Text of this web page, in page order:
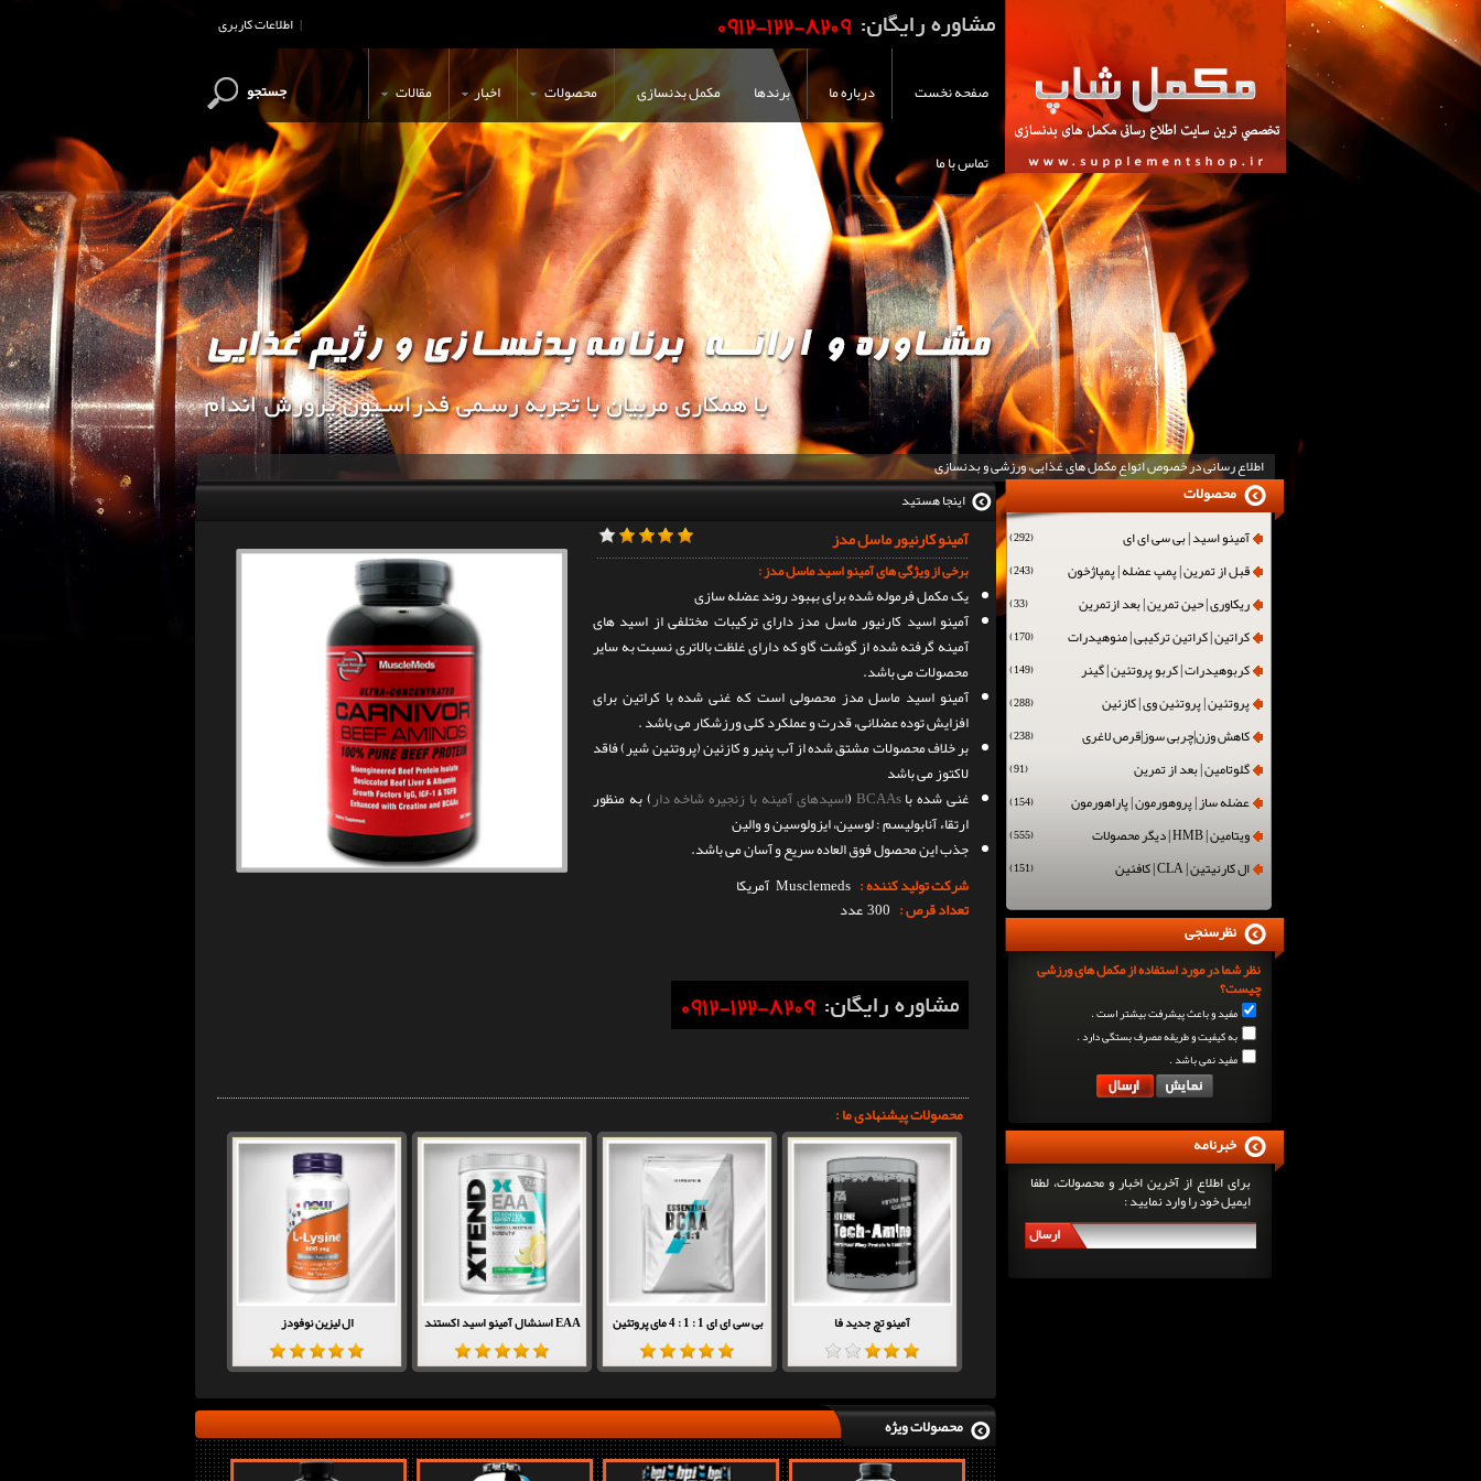
اطلاعات کاربری |
صفحه نخست درباره ما برندها مکمل بدنسازی محصولات اخبار مقالات
تماس با ما
جستجو
اطلاع رسانی در خصوص انواع مکمل های غذایی، ورزشی و بدنسازی
این وب سایت جهت اطلاع رسانی و
اینجا هستید
آمینو کارنیور ماسل مدز
برخی از ویژگی های آمینو اسید ماسل مدز :
یک مکمل فرموله شده برای بهبود روند عضله سازی
آمینو اسید کارنیور ماسل مدز دارای ترکیبات مختلفی از اسید های
آمینه گرفته شده از گوشت گاو که دارای غلظت بالاتری نسبت به سایر
محصولات می باشد.
آمینو اسید ماسل مدز محصولی است که غنی شده با کراتین برای
افزایش توده عضلانی، قدرت و عملکرد کلی ورزشکار می باشد .
بر خلاف محصولات مشتق شده از آب پنیر و کازئین (پروتئین شیر) فاقد
لاکتوز می باشد
غنی شده باBCAAs
(اسیدهای آمینه با زنجیره شاخه دار) به منظور
ارتقاء آنابولیسم : لوسین، ایزولوسین و والین
جذب این محصول فوق العاده سریع و آسان می باشد.
شرکت تولید کننده : Musclemeds آمریکا
تعداد قرص : 300 عدد
محصولات پیشنهادی ما :
آمینو تچ جدید فا بی سی ای ای 1 : 1 : 4 مای پروتئین EAA اسنشال آمینو اسید اکستند ال لیزین نوفودز
محصولات ویژه
آمینو اسید | بی سی ای ای (292)
قبل از تمرین | پمپ عضله | پمپاژخون (243)
ریکاوری | حین تمرین | بعد ازتمرین (33)
کراتین | کراتین ترکیبی | منوهیدرات (170)
کربوهیدرات | کربو پروتئین | گینر (149)
پروتئین | پروتئین وی | کازئین (288)
کاهش وزن|چربی سوز|قرص لاغری (238)
گلوتامین | بعد از تمرین (91)
عضله ساز | پروهورمون | پاراهورمون (154)
ویتامین | HMB | دیگر محصولات (555)
ال کارنیتین | CLA | کافئین (151)
محصولات
نظر شما در مورد استفاده از مکمل های ورزشی
چیست؟
مفید و باعث پیشرفت بیشتر است .
به کیفیت و طریقه مصرف بستگی دارد .
مفید نمی باشد .
نظرسنجی
برای اطلاع از آخرین اخبار و محصولات، لطفا
ایمیل خود را وارد نمایید :
ارسال
خبرنامه
سرگی کنستانس چگونه بر روی بازو های فوق العاده...